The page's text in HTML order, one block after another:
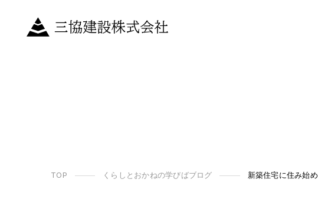
TOP くらしとおかねの学びばブログ 新築住宅に住み始